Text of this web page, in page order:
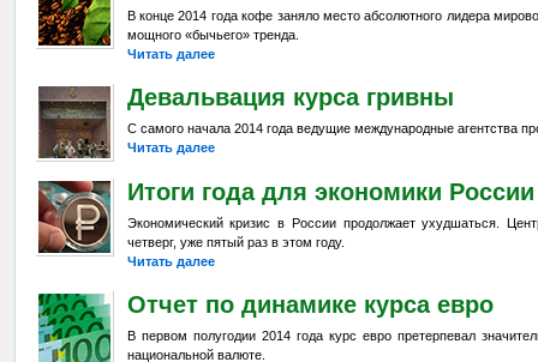
В конце 2014 года кофе заняло место абсолютного лидера
мощного «бычьего» тренда.
Читать далее
Девальвация курса гривны
С самого начала 2014 года ведущие международные агентства
Читать далее
Итоги года для экономики России
Экономический кризис в России продолжает ухудшаться.
четверг, уже пятый раз в этом году.
Читать далее
Отчет по динамике курса евро
В первом полугодии 2014 года курс евро претерпевал
национальной валюте.